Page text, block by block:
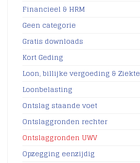
Financieel & HRM
Geen categorie
Gratis downloads
Kort Geding
Loon, billijke vergoeding & Ziekte
Loonbelasting
Ontslag staande voet
Ontslaggronden rechter
Ontslaggronden UWV
Opzegging eenzijdig